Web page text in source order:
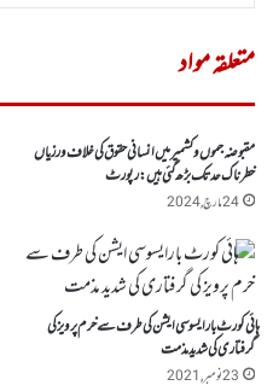
متعلقہ مواد
مقبوضہ جموں وکشمیر میں انسانی حقوق کی خلاف ورزیاں
خطرناک حد تک بڑھ گئی ہیں: رپورٹ
24 مارچ, 2024
ہائی کورٹ بارایسوسی ایشن کی طرف سے خرم پرویز کی
گرفتاری کی شدید مذمت
23 نومبر, 2021